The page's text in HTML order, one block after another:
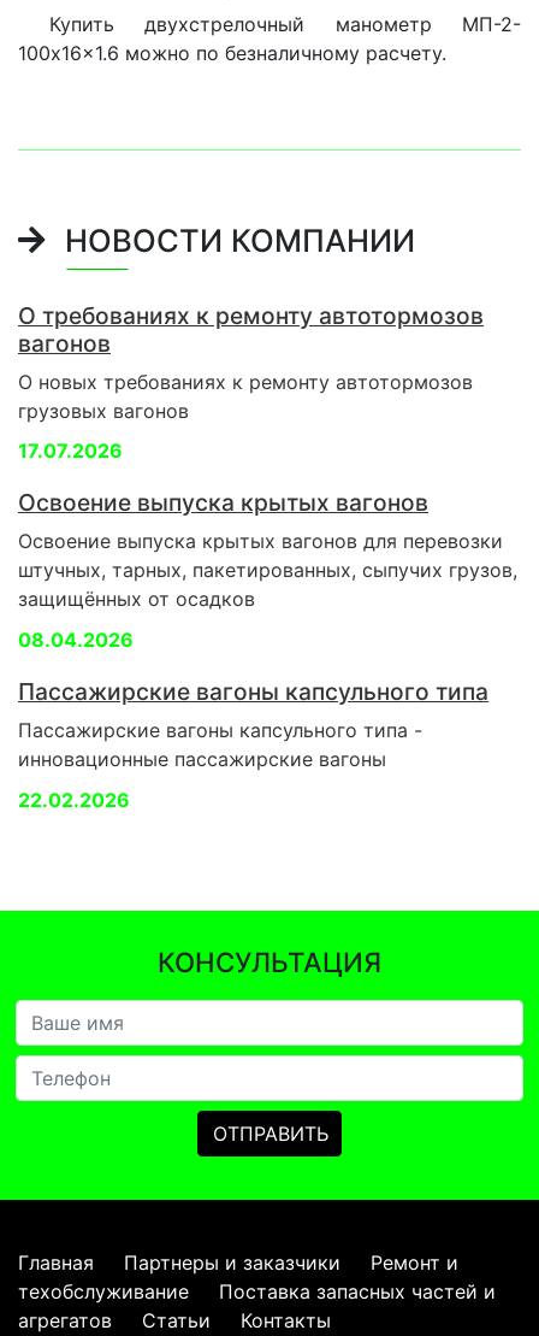
Купить двухстрелочный манометр МП-2-
100x16x1.6 можно по безналичному расчету.
НОВОСТИ КОМПАНИИ
О требованиях к ремонту автотормозов
вагонов
О новых требованиях к ремонту автотормозов
грузовых вагонов
17.07.2026
Освоение выпуска крытых вагонов
Освоение выпуска крытых вагонов для перевозки
штучных, тарных, пакетированных, сыпучих грузов,
защищённых от осадков
08.04.2026
Пассажирские вагоны капсульного типа
Пассажирские вагоны капсульного типа -
инновационные пассажирские вагоны
22.02.2026
КОНСУЛЬТАЦИЯ
Главная Партнеры и заказчики
Ремонт и
техобслуживание
Поставка запасных частей и
агрегатов
Статьи Контакты